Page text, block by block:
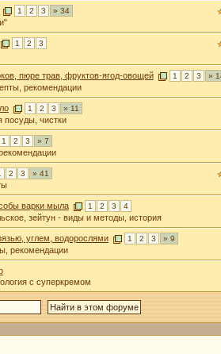
1 2 3 » 34
1 2 3
пюре трав, фруктов-ягод-овощей 1 2 3 »
рекомендации
1 2 3 » 11
посуды, чистки
1 2 3 » 7
2 3 » 41
варки мыла 1 2 3 4
зейтун - виды и методы, история
углем, водорослями 1 2 3 » 9
рекомендации
с суперкремом